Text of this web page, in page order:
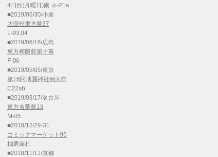
4日目(月曜日)南 ネ-21a
■2019/06/30/小倉
大⑨州東方祭37
L-03,04
■2019/06/16/広島
東方椰麟祭第十幕
F-06
■2019/05/05/東京
第16回博麗神社例大祭
C22ab
■2019/03/17/名古屋
東方名華祭13
M-05
■2018/12/29-31
コミックマーケット95
抽選漏れ
■2018/11/11/京都